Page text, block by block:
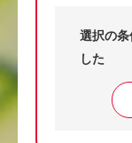
選択の条
した